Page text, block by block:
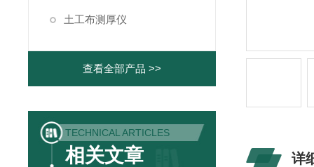
土工布测厚仪
查看全部产品 >>
TECHNICAL ARTICLES
相关文章 详